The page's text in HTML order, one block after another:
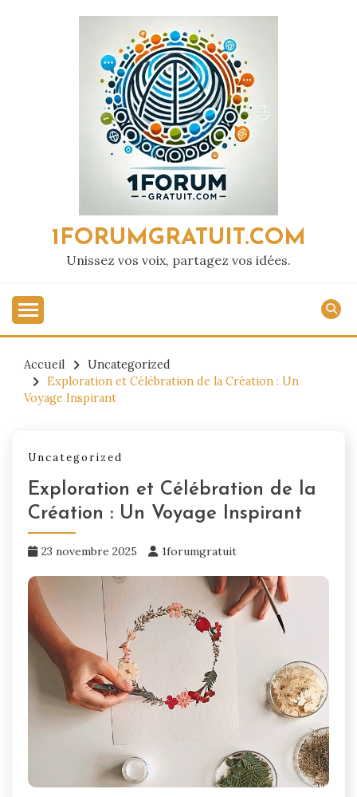
1FORUMGRATUIT.COM
Unissez vos voix, partagez vos idées.
Accueil
Uncategorized
Exploration et Célébration de la Création : Un
Voyage Inspirant
Uncategorized
Exploration et Célébration de la
Création : Un Voyage Inspirant
23 novembre 2025 1forumgratuit